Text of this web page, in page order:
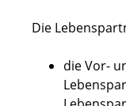
Die
die Vor-